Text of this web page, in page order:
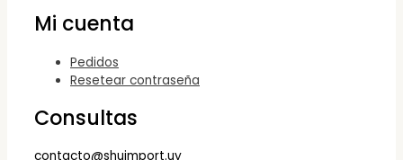
Mi cuenta
Pedidos
Resetear contraseña
Consultas
contacto@shuimport.uy